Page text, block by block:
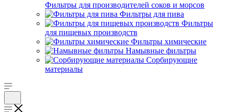
Фильтры для производителей соков и морсов
Фильтры для пива
Фильтры
для пищевых производств
Фильтры химические
Намывные фильтры
Сорбирующие
материалы